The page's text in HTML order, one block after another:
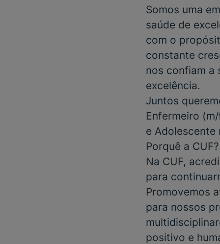
Somos uma
saúde de
com o
constante
nos confiam a
excelência.
Juntos
Enfermeiro
e Adolescente
Porquê a CUF?
Na CUF,
para
Promovemos
para nossos
positivo e